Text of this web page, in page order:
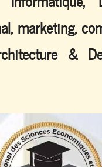
marketing,
&